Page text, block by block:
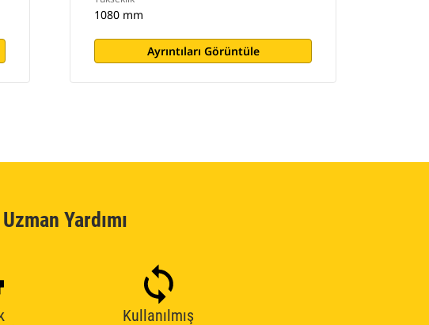
1080 mm
Ayrıntıları Görüntüle
Yardımı
Kullanılmış